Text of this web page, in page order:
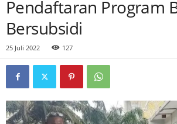
Pendaftaran Program
Bersubsidi
25 Juli 2022 127